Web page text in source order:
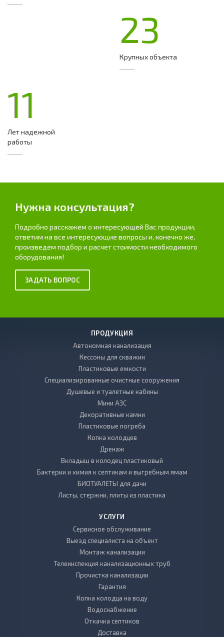
23
Крупных объекта
11
Лет надежной
работы
Нужна консультация?
Подробно расскажем о интересующей Вас продукции,
ответим на все интересующие вопросы и, конечно же,
произведем подбор и расчет стоимости необходимого
оборудования!
ЗАДАТЬ ВОПРОС
ПРОДУКЦИЯ
Автономная канализация
Кессоны для скважин
Пластиковые емкости
Специализированные очистные сооружения
Душевые и туалетные кабины
Мини АЗС
Декоративные камни
Пластиковые погреба
Копка колодцев
Дренаж
Вкладыш в колодец пластиковый
Бактерии и химия к септикам и выгребным ямам
БИОТУАЛЕТЫ для дачи
Листы, стержни, плиты из пластика
УСЛУГИ
Сервисное обслуживание
Выезд специалиста на объект
Монтаж канализации
Телеинспекция канализационных труб
Прочистка канализации
Гарантия
Копка колодца на воду
Водоснабжение
Откачка септиков
Доставка